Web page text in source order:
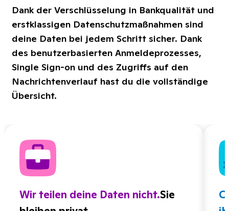
Dank der Verschlüsselung in Bankqualität und
erstklassigen Datenschutzmaßnahmen sind
deine Daten bei jedem Schritt sicher. Dank
des benutzerbasierten Anmeldeprozesses,
Single Sign-on und des Zugriffs auf den
Nachrichtenverlauf hast du die vollständige
Übersicht.
Wir teilen deine Daten nicht.Sie